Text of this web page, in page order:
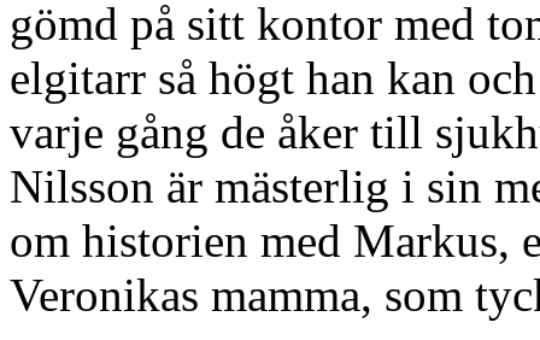
gömd på sitt kontor med
elgitarr så högt han kan
varje gång de åker till
Nilsson är mästerlig i sin
om historien med Markus,
Veronikas mamma, som